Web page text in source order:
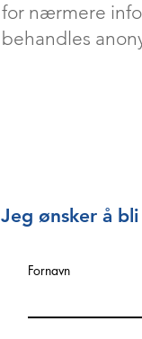
for nærmere
behandles
Jeg ønsker å
Fornavn